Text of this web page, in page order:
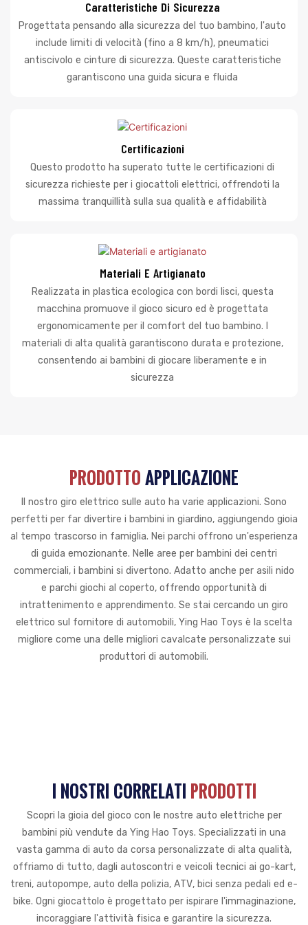
Caratteristiche Di Sicurezza
Progettata pensando alla sicurezza del tuo bambino, l'auto
include limiti di velocità (fino a 8 km/h), pneumatici
antiscivolo e cinture di sicurezza. Queste caratteristiche
garantiscono una guida sicura e fluida
Certificazioni
Questo prodotto ha superato tutte le certificazioni di
sicurezza richieste per i giocattoli elettrici, offrendoti la
massima tranquillità sulla sua qualità e affidabilità
Materiali E Artigianato
Realizzata in plastica ecologica con bordi lisci, questa
macchina promuove il gioco sicuro ed è progettata
ergonomicamente per il comfort del tuo bambino. I
materiali di alta qualità garantiscono durata e protezione,
consentendo ai bambini di giocare liberamente e in
sicurezza
PRODOTTOAPPLICAZIONE
Il nostro giro elettrico sulle auto ha varie applicazioni. Sono
perfetti per far divertire i bambini in giardino, aggiungendo gioia
al tempo trascorso in famiglia. Nei parchi offrono un'esperienza
di guida emozionante. Nelle aree per bambini dei centri
commerciali, i bambini si divertono. Adatto anche per asili nido
e parchi giochi al coperto, offrendo opportunità di
intrattenimento e apprendimento. Se stai cercando un giro
elettrico sul fornitore di automobili, Ying Hao Toys è la scelta
migliore come una delle migliori cavalcate personalizzate sui
produttori di automobili.
I NOSTRI CORRELATI PRODOTTI
Scopri la gioia del gioco con le nostre auto elettriche per
bambini più vendute da Ying Hao Toys. Specializzati in una
vasta gamma di auto da corsa personalizzate di alta qualità,
offriamo di tutto, dagli autoscontri e veicoli tecnici ai go-kart,
treni, autopompe, auto della polizia, ATV, bici senza pedali ed e-
bike. Ogni giocattolo è progettato per ispirare l'immaginazione,
incoraggiare l'attività fisica e garantire la sicurezza.